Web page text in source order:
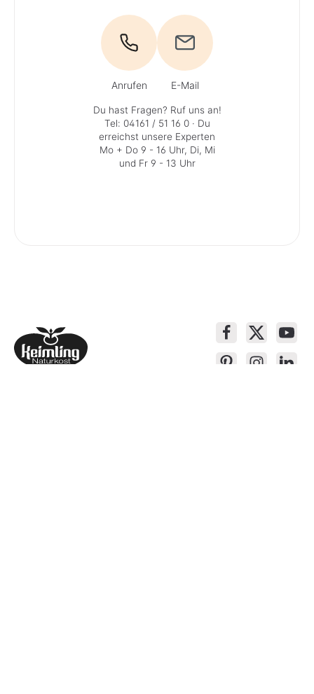
Anrufen E-Mail
Du hast Fragen? Ruf uns an!
Tel: 04161 / 51 16 0· Du
erreichst unsere Experten
Mo + Do 9 - 16 Uhr, Di, Mi
und Fr 9 - 13 Uhr